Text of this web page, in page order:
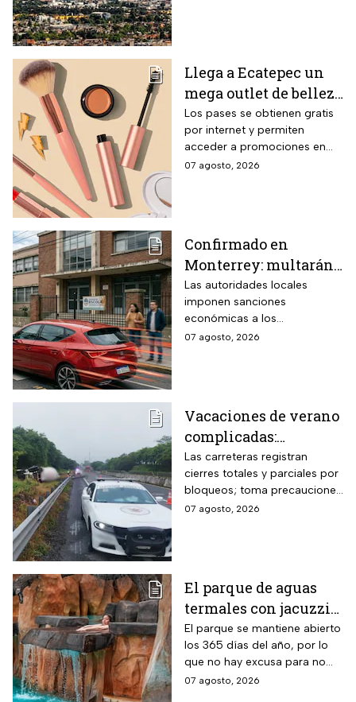
Llega a Ecatepec un
mega outlet de belleza
con entrada gratis y
descuentos de hasta el
80% durante 5 días
consecutivos en
Los pases se obtienen gratis
por internet y permiten
acceder a promociones en
maquillaje, perfumes y
07 agosto, 2026
Confirmado en
Monterrey: multarán
a conductores que
superen este límite de
velocidad en zonas
escolares
Las autoridades locales
imponen sanciones
económicas a los
automovilistas que rebasen la
07 agosto, 2026
Vacaciones de verano
complicadas:
Carreteras cerradas
por bloqueos y fuertes
accidentes hoy
viernes 7 de agosto
Las carreteras registran
cierres totales y parciales por
bloqueos; toma precauciones
si viajas en estas vacaciones
07 agosto, 2026
El parque de aguas
termales con jacuzzis
y cabañas a 2 horas de
CDMX donde este
grupo de adultos
mayores paga la
El parque se mantiene abierto
los 365 días del año, por lo
que no hay excusa para no
visitar este hermoso lugar
07 agosto, 2026